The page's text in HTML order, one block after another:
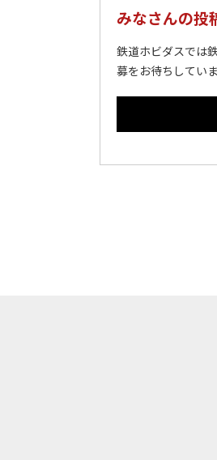
みなさんの投
鉄道ホビダスでは
募をお待ちしてい